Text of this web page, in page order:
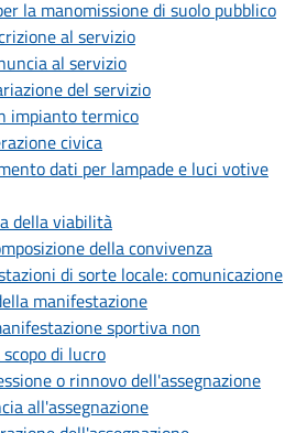
la manomissione di suolo pubblico
al servizio
al servizio
del servizio
impianto termico
civica
dati per lampade e luci votive
della viabilità
della convivenza
di sorte locale: comunicazione
manifestazione
sportiva non
di lucro
o rinnovo dell'assegnazione
all'assegnazione